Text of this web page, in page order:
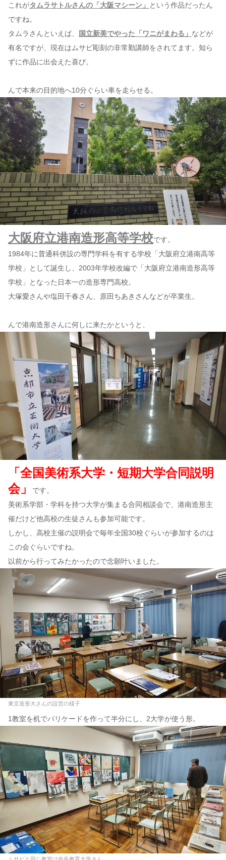
これがタムラサトルさんの「大阪マシーン」 という作品だったん
ですね。
タムラさんといえば、
国立新美でやった「ワニがまわる」 などが
有名ですが、現在はムサビ彫刻の非常勤講師をされてます。知ら
ずに作品に出会えた喜び。
んで本来の目的地へ10分ぐらい車を走らせる。
大阪府立港南造形高等学校です。
1984年に普通科併設の専門学科を有する学校「大阪府立港南高等
学校」として誕生し、2003年学校改編で「大阪府立港南造形高等
学校」となった日本一の造形専門高校。
大塚愛さんや塩田千春さん、原田ちあきさんなどが卒業生。
んで港南造形さんに何しに来たかというと、
「全国美術系大学・短期大学合同説明
会」
です。
美術系学部・学科を持つ大学が集まる合同相談会で、港南造形主
催だけど他高校の生徒さんも参加可能です。
しかし、高校主催の説明会で毎年全国30校ぐらいが参加するのは
この会ぐらいですね。
以前から行ってみたかったので念願叶いました。
東京造形大さんの設営の様子
1教室を机でバリケードを作って半分にし、2大学が使う形。